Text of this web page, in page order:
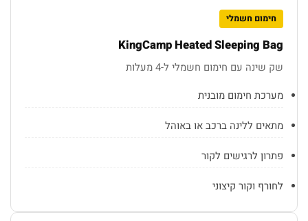
חימום חשמלי
KingCamp Heated Sleeping Bag
שק שינה עם חימום חשמלי ל-4 מעלות
מערכת חימום מובנית
מתאים ללינה ברכב או באוהל
פתרון לרגישים לקור
לחורף וקור קיצוני